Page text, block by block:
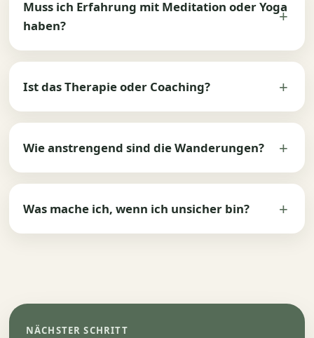
Muss ich Erfahrung mit Meditation oder Yoga
haben?
Ist das Therapie oder Coaching?
Wie anstrengend sind die Wanderungen?
Was mache ich, wenn ich unsicher bin?
NÄCHSTER SCHRITT